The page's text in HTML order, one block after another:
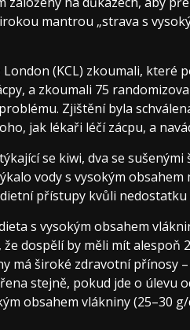
mantrou „strava s
London (KCL) zkoumali,
a zkoumali 75
Zjištění byla
jak lékaři léčí zácpu, a
se kiwi, dva se sušenými
vody s vysokým
přístupy kvůli nedostatku
s vysokým obsahem
dospělí by měli mít alespoň
má široké zdravotní přínosy
stejně, pokud jde o úlevu
obsahem vlákniny (25–30